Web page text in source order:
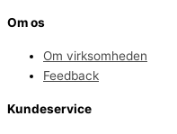
Om os
Om virksomheden
Feedback
Kundeservice